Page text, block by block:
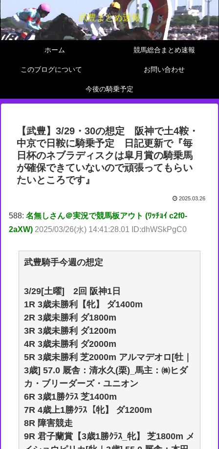
武豊まとめ速報
ホーム 競馬総合まとめ速報
このブログについて お問い合わせ
今後の騎乗予定
【武豊】3/29・30の想定 阪神で土4鞍・
中京で日鞍に騎乗予定 日記更新で『毎
日杯のネブラディスクは皐月賞の騎乗馬
が確保できていないので頑張ってもらい
たいところです』
2025.03.26
588:名無しさん＠実況で競馬板アウト (ﾜｯﾁｮｲ c2f0-
2aXW) 2025/03/26(水) 14:41:28.01 ID:dhWSkPgC0
武豊騎手今週の想定
3/29[土曜] 2回 阪神1日
1R 3歳未勝利【牝】 ダ1400m
2R 3歳未勝利 ダ1800m
3R 3歳未勝利 ダ1200m
4R 3歳未勝利 ダ2000m
5R 3歳未勝利 芝2000m アルマデオロ[牡｜
3歳] 57.0 厩舎：清水久(栗)_馬主：㈱ヒダ
カ・ブリーダーズ・ユニオン
6R 3歳1勝ｸﾗｽ 芝1400m
7R 4歳上1勝ｸﾗｽ【牝】 ダ1200m
8R 障害競走
9R 君子蘭賞【3歳1勝ｸﾗｽ_牝】 芝1800m メ